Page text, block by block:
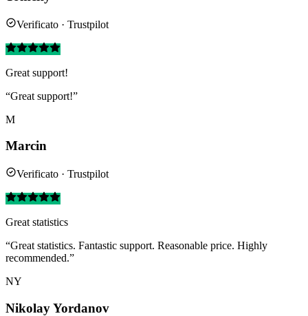
Verificato · Trustpilot
Great support!
“Great support!”
M
Marcin
Verificato · Trustpilot
Great statistics
“Great statistics. Fantastic support. Reasonable price. Highly
recommended.”
NY
Nikolay Yordanov